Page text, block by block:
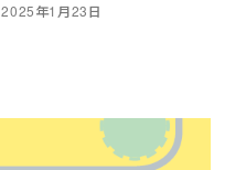
2025年1月23日